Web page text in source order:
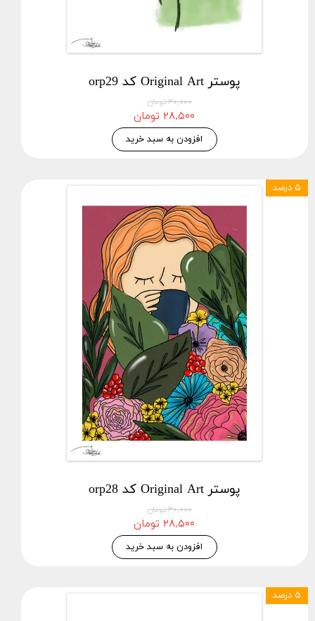
پوستر Original Art کد orp29
۳۰,۰۰۰ تومان
۲۸,۵۰۰ تومان
افزودن به سبد خرید
پوستر Original Art کد orp28
۳۰,۰۰۰ تومان
۲۸,۵۰۰ تومان
افزودن به سبد خرید
۵ درصد
۵ درصد